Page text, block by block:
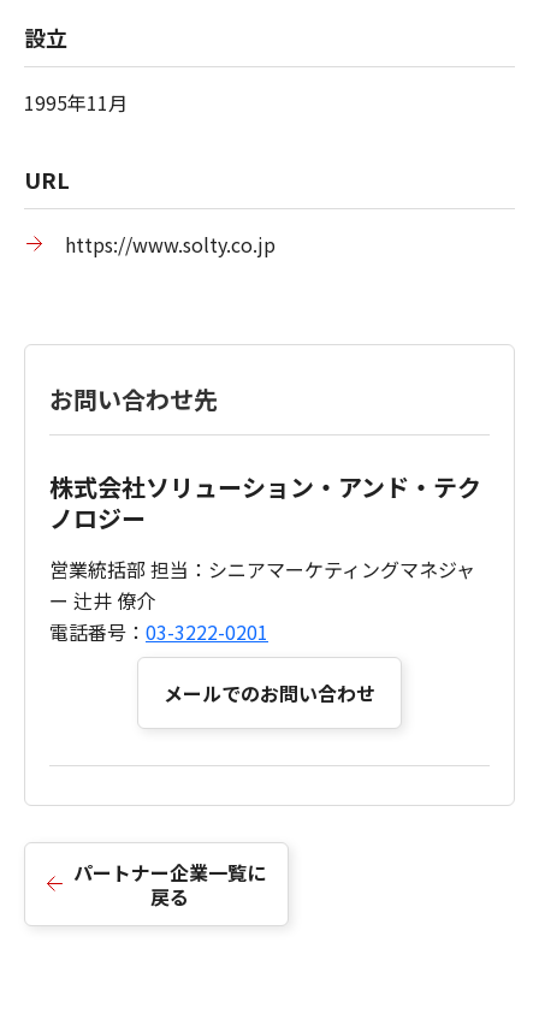
設立
1995年11月
URL
https://www.solty.co.jp
お問い合わせ先
株式会社ソリューション・アンド・テク
ノロジー
営業統括部担当：シニアマーケティングマネジャ
ー 辻井 僚介
電話番号： 03-3222-0201
メールでのお問い合わせ
パートナー企業一覧に
戻る